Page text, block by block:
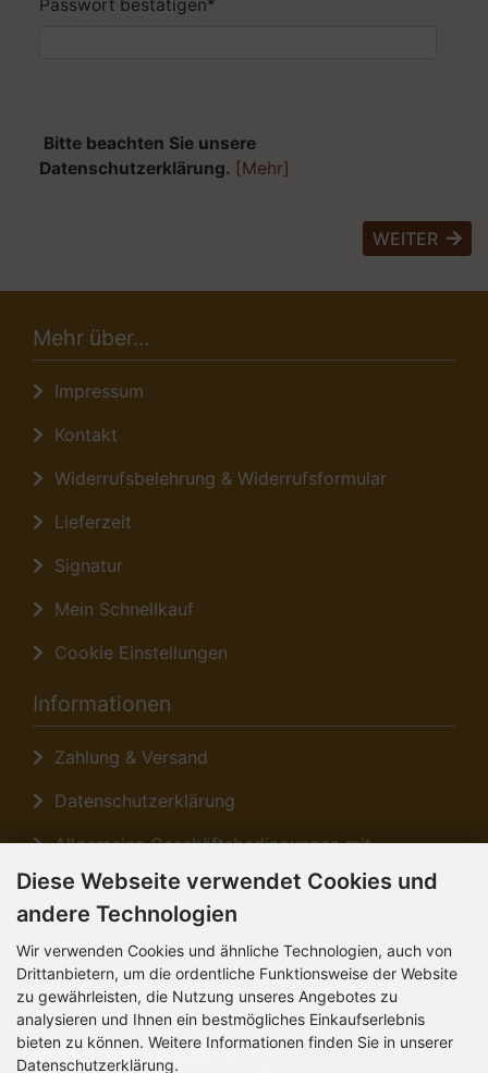
Passwort bestätigen*
Bitte beachten Sie unsere
Datenschutzerklärung. [Mehr]
WEITER
Mehr über...
Impressum
Kontakt
Widerrufsbelehrung & Widerrufsformular
Lieferzeit
Signatur
Mein Schnellkauf
Cookie Einstellungen
Informationen
Zahlung & Versand
Datenschutzerklärung
Allgemeine Geschäftsbedingungen mit
Kundeninformationen
Sitemap
Anfahrt
Zahlungsmethoden
Diese Webseite verwendet Cookies und
andere Technologien
Wir verwenden Cookies und ähnliche Technologien, auch von
Drittanbietern, um die ordentliche Funktionsweise der Website
zu gewährleisten, die Nutzung unseres Angebotes zu
analysieren und Ihnen ein bestmögliches Einkaufserlebnis
bieten zu können. Weitere Informationen finden Sie in unserer
Datenschutzerklärung.